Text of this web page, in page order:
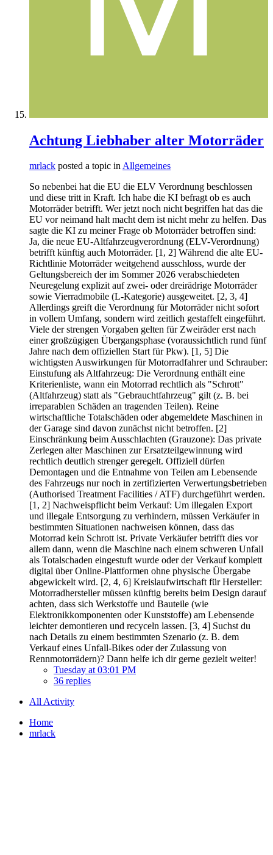
Achtung Liebhaber alter Motorräder
mrlack posted a topic inAllgemeines
So nebenbei hat die EU die ELV Verordnung beschlossen
und diese tritt in Kraft. Ich habe die KI befragt ob es auch
Motorräder betrifft. Wer jetzt noch nicht begriffen hat das die
EU vor neimand halt macht dem ist nicht mehr zu helfen. Das
sagte die KI zu meiner Frage ob Motorräder betroffen sind:
Ja, die neue EU-Altfahrzeugverordnung (ELV-Verordnung)
betrifft künftig auch Motorräder. [1, 2] Während die alte EU-
Richtlinie Motorräder weitgehend ausschloss, wurde der
Geltungsbereich der im Sommer 2026 verabschiedeten
Neuregelung explizit auf zwei- oder dreirädrige Motorräder
sowie Vierradmobile (L-Kategorie) ausgeweitet. [2, 3, 4]
Allerdings greift die Verordnung für Motorräder nicht sofort
in vollem Umfang, sondern wird zeitlich gestaffelt eingeführt.
Viele der strengen Vorgaben gelten für Zweiräder erst nach
einer großzügigen Übergangsphase (voraussichtlich rund fünf
Jahre nach dem offiziellen Start für Pkw). [1, 5] Die
wichtigsten Auswirkungen für Motorradfahrer und Schrauber:
Einstufung als Altfahrzeug: Die Verordnung enthält eine
Kriterienliste, wann ein Motorrad rechtlich als "Schrott"
(Altfahrzeug) statt als "Gebrauchtfahrzeug" gilt (z. B. bei
irreparablen Schäden an tragenden Teilen). Reine
wirtschaftliche Totalschäden oder abgemeldete Maschinen in
der Garage sind davon zunächst nicht betroffen. [2]
Einschränkung beim Ausschlachten (Grauzone): Das private
Zerlegen alter Maschinen zur Ersatzteilgewinnung wird
rechtlich deutlich strenger geregelt. Offiziell dürfen
Demontagen und die Entnahme von Teilen am Lebensende
des Fahrzeugs nur noch in zertifizierten Verwertungsbetrieben
(Authorised Treatment Facilities / ATF) durchgeführt werden.
[1, 2] Nachweispflicht beim Verkauf: Um illegalen Export
und illegale Entsorgung zu verhindern, müssen Verkäufer in
bestimmten Situationen nachweisen können, dass das
Motorrad kein Schrott ist. Private Verkäufer betrifft dies vor
allem dann, wenn die Maschine nach einem schweren Unfall
als Totalschaden eingestuft wurde oder der Verkauf komplett
digital über Online-Plattformen ohne physische Übergabe
abgewickelt wird. [2, 4, 6] Kreislaufwirtschaft für Hersteller:
Motorradhersteller müssen künftig bereits beim Design darauf
achten, dass sich Werkstoffe und Bauteile (wie
Elektronikkomponenten oder Kunststoffe) am Lebensende
leichter demontieren und recyceln lassen. [3, 4] Suchst du
nach Details zu einem bestimmten Szenario (z. B. dem
Verkauf eines Unfall-Bikes oder der Zulassung von
Rennmotorrädern)? Dann helfe ich dir gerne gezielt weiter!
Tuesday at 03:01 PM
36 replies
All Activity
Home
mrlack